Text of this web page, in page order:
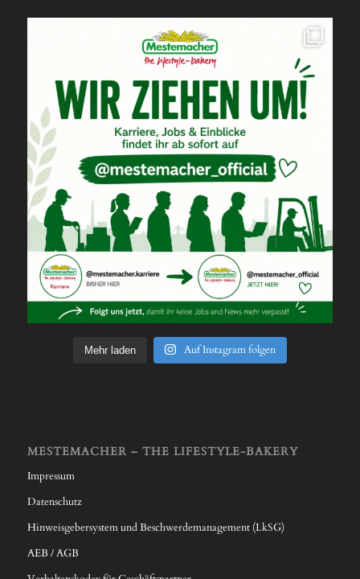
Mehr laden Auf Instagram folgen
MESTEMACHER – THE LIFESTYLE-BAKERY
Impressum
Datenschutz
Hinweisgebersystem und Beschwerdemanagement (LkSG)
AEB / AGB